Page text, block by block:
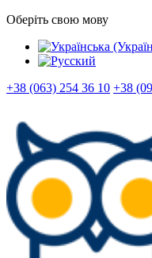
Оберіть свою мову
+38 (063) 254 36 10 +38